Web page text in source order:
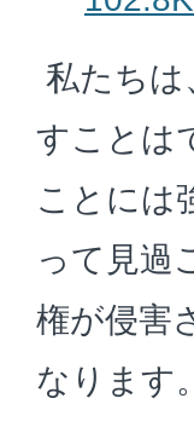
私たちは
すことは
ことには
って見過
権が侵害
なります。